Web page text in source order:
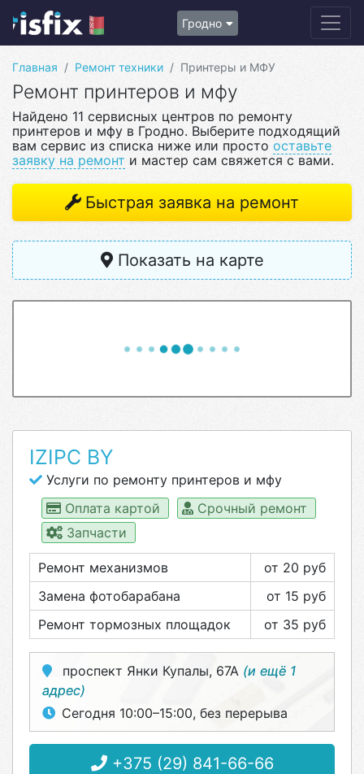
Гродно
Главная Ремонт техники Принтеры и МФУ
Ремонт принтеров и мфу
Найдено 11 сервисных центров по ремонту
принтеров и мфу в Гродно. Выберите подходящий
вам сервис из списка ниже или просто оставьте
заявку на ремонт и мастер сам свяжется с вами.
Быстрая заявка на ремонт
Показать на карте
IZIPC BY
Услуги по ремонту принтеров и мфу
Оплата картой
Срочный ремонт
Запчасти
Ремонт механизмов
от 20 руб
Замена фотобарабана
от 15 руб
Ремонт тормозных площадок
от 35 руб
проспект Янки Купалы, 67А (и ещё 1
адрес)
Сегодня 10:00–15:00, без перерыва
+375 (29) 841-66-66